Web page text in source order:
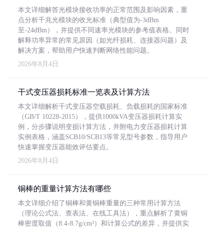
本文详细解答光模块接收功率的正常范围及影响因素，重
点分析千兆光模块的收光标准（典型值为-3dBm
至-24dBm），并提供不同速率光模块的参考值表格。同时
解释功率异常的常见原因（如光纤损耗、连接器问题）及
解决方案，帮助用户快速判断网络性能问题。
2026年8月4日
干式变压器损耗标准一览表及计算方法
本文详细解析干式变压器空载损耗、负载损耗的国家标准
（GB/T 10228-2015），提供1000kVA变压器损耗计算实
例，分步骤说明变损计算方法，并附电力变压器损耗计算
实例表格，涵盖SCB10/SCB13等常见型号参数，指导用户
快速掌握变压器能效评估要点。
2026年8月4日
铜棒的重量计算方法有哪些
本文详细介绍了铜棒和黄铜棒重量的三种常用计算方法
（理论公式法、查表法、在线工具法），重点解析了黄铜
棒密度取值（8.4-8.7g/cm³）和计算公式的差异，并提供实